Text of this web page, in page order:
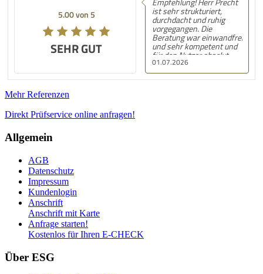
5.00 von 5
SEHR GUT
01.07.2026
Empfehlung! Herr Precht
ist sehr strukturiert,
durchdacht und ruhig
vorgegangen. Die
Beratung war einwandfrei
und sehr kompetent und
für den Nutzer absolut
nachvollziehbar und
verständlich.
Mehr Referenzen
Direkt Prüfservice online anfragen!
Allgemein
AGB
Datenschutz
Impressum
Kundenlogin
Anschrift
Anschrift mit Karte
Anfrage starten!
Kostenlos für Ihren E-CHECK
Über ESG